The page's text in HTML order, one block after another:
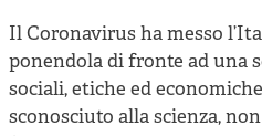
Il Coronavirus ha messo
ponendola di fronte ad una
sociali, etiche ed
sconosciuto alla scienza,